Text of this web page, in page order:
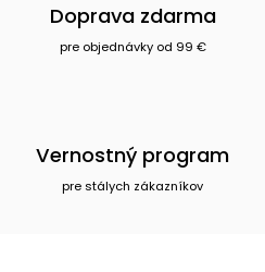
Doprava zdarma
pre objednávky od 99 €
Vernostný program
pre stálych zákazníkov